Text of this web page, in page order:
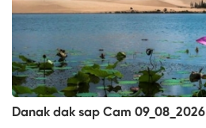
Danak dak sap Cam 09_08_2026